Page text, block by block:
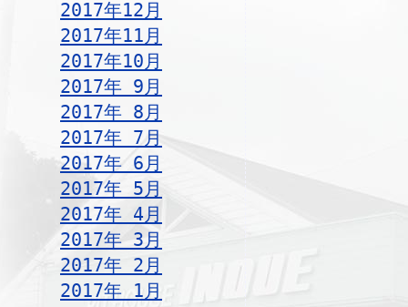
2017年12月
2017年11月
2017年10月
2017年 9月
2017年 8月
2017年 7月
2017年 6月
2017年 5月
2017年 4月
2017年 3月
2017年 2月
2017年 1月